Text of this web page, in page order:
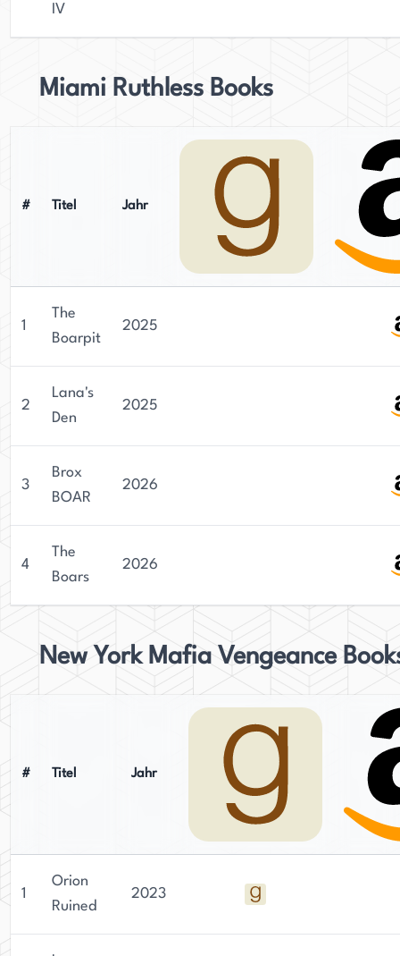
IV
Miami Ruthless Books
# Titel Jahr
1
The
Boarpit
2025
2
Lana's
Den
2025
3
Brox
BOAR
2026
4
The
Boars
2026
New York Mafia Vengeance
# Titel Jahr
1
Orion
Ruined
2023